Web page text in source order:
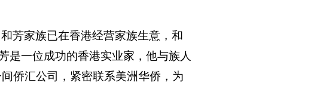
芳家族已在香港经营家族生意，和
是一位成功的香港实业家，他与族人
侨汇公司，紧密联系美洲华侨，为